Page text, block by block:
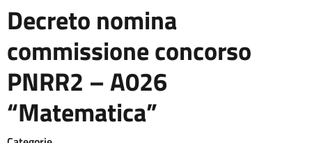
Decreto nomina
commissione concorso
PNRR2 – A026
“Matematica”